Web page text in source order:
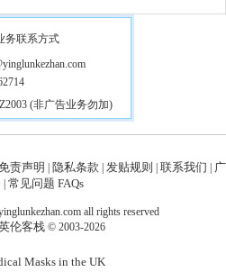
务联系方式
(非广告业务勿加)
责声明 隐私条款 发贴规则 联系我们
广
常见问题 FAQs
all rights reserved
伦客栈 © 2003-2026